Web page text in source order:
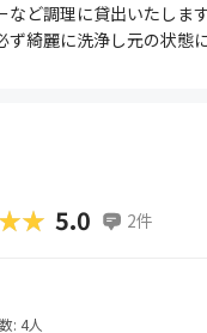
ど調理に貸出いたします
ず綺麗に洗浄し元の状態
5.0 2件
: 4人